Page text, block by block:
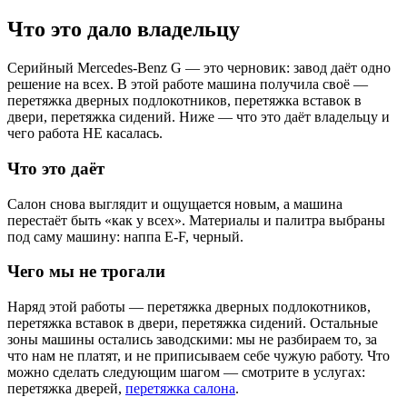
Что это дало владельцу
Серийный Mercedes-Benz G — это черновик: завод даёт одно
решение на всех. В этой работе машина получила своё —
перетяжка дверных подлокотников, перетяжка вставок в
двери, перетяжка сидений. Ниже — что это даёт владельцу и
чего работа НЕ касалась.
Что это даёт
Салон снова выглядит и ощущается новым, а машина
перестаёт быть «как у всех». Материалы и палитра выбраны
под саму машину: наппа E-F, черный.
Чего мы не трогали
Наряд этой работы — перетяжка дверных подлокотников,
перетяжка вставок в двери, перетяжка сидений. Остальные
зоны машины остались заводскими: мы не разбираем то, за
что нам не платят, и не приписываем себе чужую работу. Что
можно сделать следующим шагом — смотрите в услугах:
перетяжка дверей, перетяжка салона.